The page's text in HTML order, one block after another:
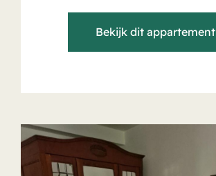
Bekijk dit appartement